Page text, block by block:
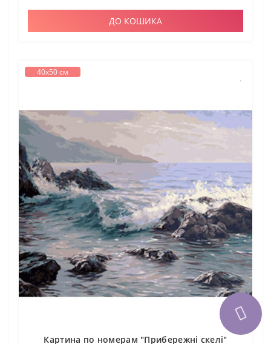
ДО КОШИКА
40х50 см
Картина по номерам "Прибережні скелі"